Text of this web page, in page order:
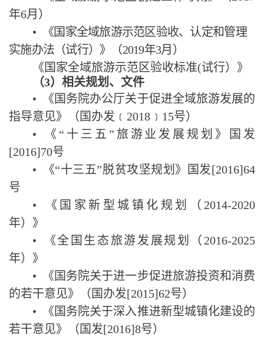
年6月）
•
《国家全域旅游示范区验收、认定和管理
实施办法（试行）》（2019年3月）
《国家全域旅游示范区验收标准(试行）》
（3）相关规划、文件
•
《国务院办公厅关于促进全域旅游发展的
指导意见》（国办发 ﹝ 2018 ﹞ 15号）
•
《 “ 十三五 ” 旅游业发展规划》国发
[2016]70号
•
《“十三五”脱贫攻坚规划》国发[2016]64
号
•
《国家新型城镇化规划（ 2014-2020
年）》
•
《全国生态旅游发展规划（ 2016-2025
年）》
•
《国务院关于进一步促进旅游投资和消费
的若干意见》（国办发[2015]62号）
•
《国务院关于深入推进新型城镇化建设的
若干意见》（国发[2016]8号）